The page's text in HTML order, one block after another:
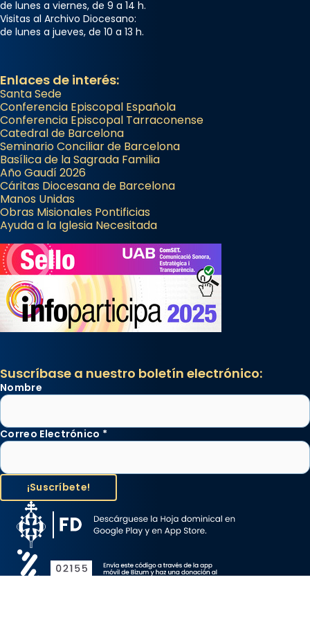
de lunes a viernes, de 9 a 14 h.
Visitas al Archivo Diocesano:
de lunes a jueves, de 10 a 13 h.
Enlaces de interés:
Santa Sede
Conferencia Episcopal Española
Conferencia Episcopal Tarraconense
Catedral de Barcelona
Seminario Conciliar de Barcelona
Basílica de la Sagrada Familia
Año Gaudí 2026
Cáritas Diocesana de Barcelona
Manos Unidas
Obras Misionales Pontificias
Ayuda a la Iglesia Necesitada
Suscríbase a nuestro boletín electrónico:
Nombre
Correo Electrónico *